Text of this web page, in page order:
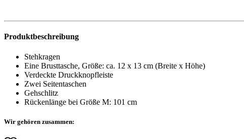
Produktbeschreibung
Stehkragen
Eine Brusttasche, Größe: ca. 12 x 13 cm (Breite x Höhe)
Verdeckte Druckknopfleiste
Zwei Seitentaschen
Gehschlitz
Rückenlänge bei Größe M: 101 cm
Wir gehören zusammen: